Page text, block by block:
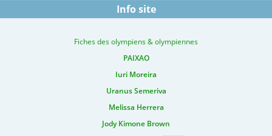
Info site
Fiches des olympiens & olympiennes
PAIXAO
Iuri Moreira
Uranus Semeriva
Melissa Herrera
Jody Kimone Brown